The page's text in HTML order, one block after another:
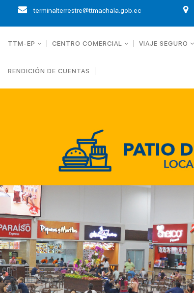
terminalterrestre@ttmachala.gob.ec
TTM-EP CENTRO COMERCIAL VIAJE SEGURO
RENDICIÓN DE CUENTAS